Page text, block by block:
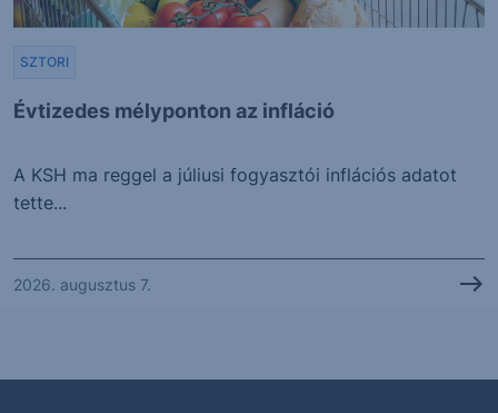
Évtizedes mélyponton az infláció
SZTORI
A KSH ma reggel a júliusi fogyasztói inflációs adatot
tette...
2026. augusztus 7.